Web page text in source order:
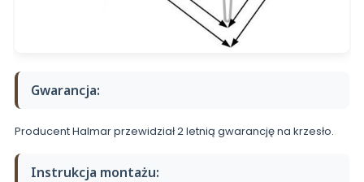
Gwarancja:
Producent Halmar przewidział 2 letnią gwarancję na krzesło.
Instrukcja montażu: